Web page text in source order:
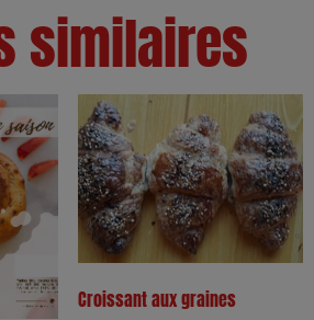
similaires
Croissant aux graines